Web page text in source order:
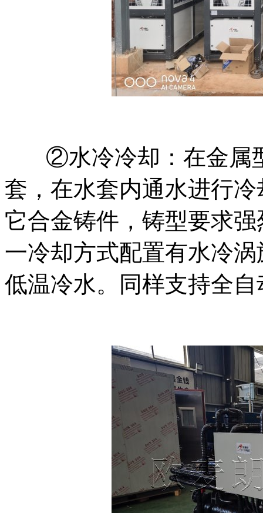
②水冷冷却：在金属
套，在水套内通水进行
它合金铸件，铸型要求
一冷却方式配置有水冷
低温冷水。同样支持全